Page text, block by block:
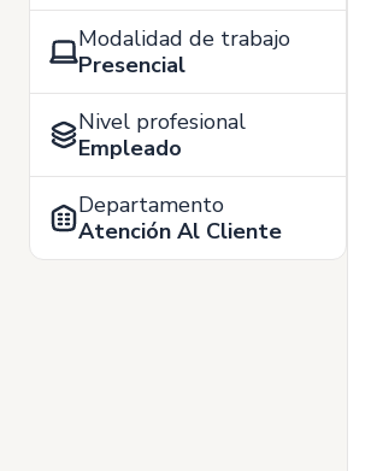
Modalidad de trabajo
Presencial
Nivel profesional
Empleado
Departamento
Atención Al Cliente